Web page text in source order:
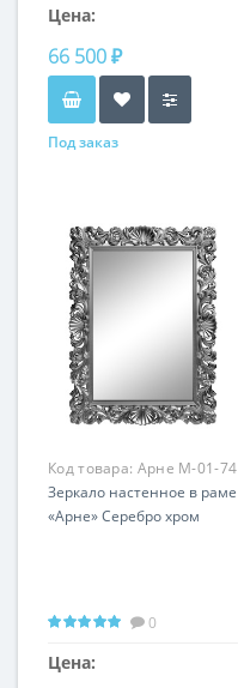
Цена:
66 500 ₽
Под заказ
Код товара: Арне M-01-74
Зеркало настенное в раме
«Арне» Серебро хром
0
Цена: